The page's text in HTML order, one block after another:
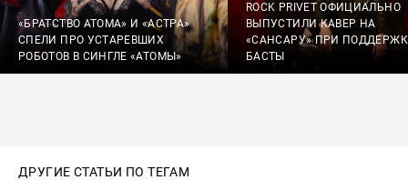
«БРАТСТВО АТОМА» И «АСТРА»
СПЕЛИ ПРО УСТАРЕВШИХ
РОБОТОВ В СИНГЛЕ «АТОМЫ»
ROCK PRIVET ОФИЦИАЛЬНО
ВЫПУСТИЛИ КАВЕР НА
«САНСАРУ» ПРИ
БАСТЫ
ДРУГИЕ СТАТЬИ ПО ТЕГАМ